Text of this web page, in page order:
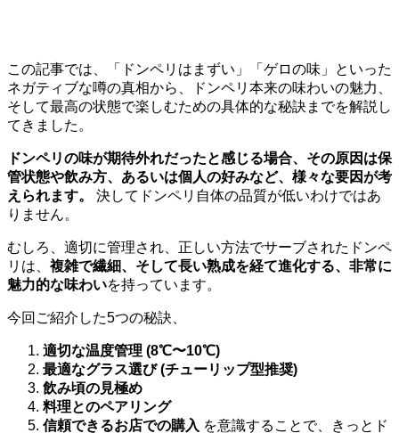
この記事では、「ドンペリはまずい」「ゲロの味」といった
ネガティブな噂の真相から、ドンペリ本来の味わいの魅力、
そして最高の状態で楽しむための具体的な秘訣までを解説し
てきました。
ドンペリの味が期待外れだったと感じる場合、その原因は保
管状態や飲み方、あるいは個人の好みなど、様々な要因が考
えられます。
決してドンペリ自体の品質が低いわけではあ
りません。
むしろ、適切に管理され、正しい方法でサーブされたドンペ
リは、 複雑で繊細、そして長い熟成を経て進化する、非常に
魅力的な味わいを持っています。
今回ご紹介した5つの秘訣、
適切な温度管理 (8℃〜10℃)
最適なグラス選び (チューリップ型推奨)
飲み頃の見極め
料理とのペアリング
信頼できるお店での購入 を意識することで、きっとド